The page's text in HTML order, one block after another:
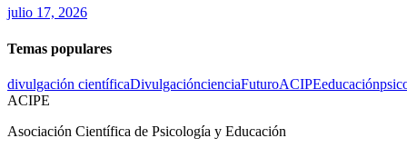
julio 17, 2026
Temas populares
divulgación científicaDivulgacióncienciaFuturoACIPEeducación
ACIPE
Asociación Científica de Psicología y Educación